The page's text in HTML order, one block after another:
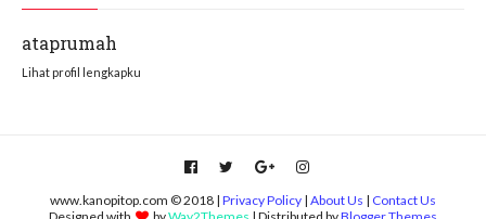
ataprumah
Lihat profil lengkapku
www.kanopitop.com © 2018 | Privacy Policy | About Us | Contact Us